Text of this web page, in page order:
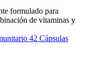
formulado para
de vitaminas y